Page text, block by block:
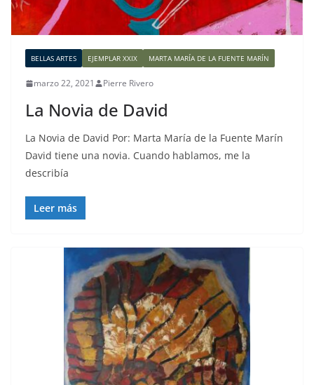
BELLAS ARTES EJEMPLAR XXIX MARTA MARÍA DE LA FUENTE MARÍN
marzo 22, 2021 Pierre Rivero
La Novia de David
La Novia de David Por: Marta María de la Fuente Marín
David tiene una novia. Cuando hablamos, me la
describía
Leer más